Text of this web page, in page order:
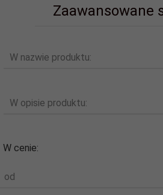
Zaawansowane
W nazwie produktu:
W opisie produktu:
W cenie:
od